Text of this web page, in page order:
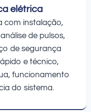
elétrica
com instalação,
de pulsos,
de segurança
e técnico,
funcionamento
do sistema.